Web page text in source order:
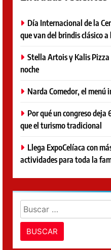
Día Internacional de la
que van del brindis clásico
Stella Artois y Kalis
noche
Narda Comedor, el menú
Por qué un congreso deja
que el turismo tradicional
Llega ExpoCelíaca con
actividades para toda la
Buscar: